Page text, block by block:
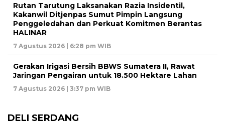
Rutan Tarutung Laksanakan Razia Insidentil,
Kakanwil Ditjenpas Sumut Pimpin Langsung
Penggeledahan dan Perkuat Komitmen Berantas
HALINAR
7 Agustus 2026 | 6:28 pm WIB
Gerakan Irigasi Bersih BBWS Sumatera II, Rawat
Jaringan Pengairan untuk 18.500 Hektare Lahan
7 Agustus 2026 | 3:37 pm WIB
DELI SERDANG